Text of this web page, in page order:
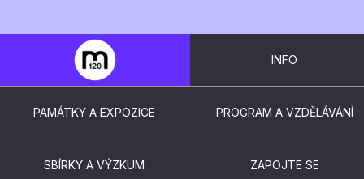
INFO
PAMÁTKY A EXPOZICE PROGRAM A VZDĚLÁVÁNÍ
SBÍRKY A VÝZKUM ZAPOJTE SE